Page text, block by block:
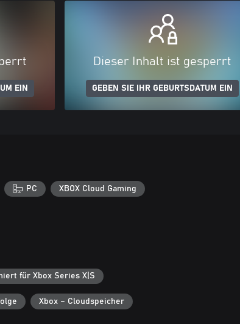
EIN
Dieser Inhalt ist gesperrt
GEBEN SIE IHR GEBURTSDATUM EIN
PC XBOX Cloud Gaming
für Xbox Series X|S
Xbox – Cloudspeicher